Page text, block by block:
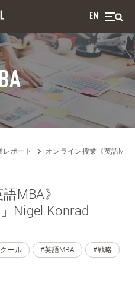
EN
レポート オンライン授業《英語
MBA》
Nigel Konrad
ール #英語MBA #戦略